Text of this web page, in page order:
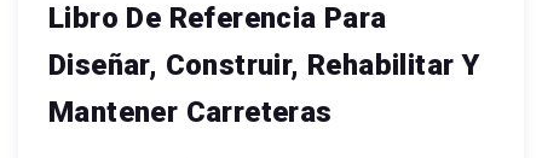
Libro De Referencia Para
Diseñar, Construir, Rehabilitar Y
Mantener Carreteras